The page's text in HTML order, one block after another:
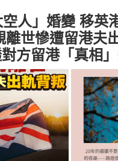
人」婚變 移英
離世慘遭留港夫
方留港「真相